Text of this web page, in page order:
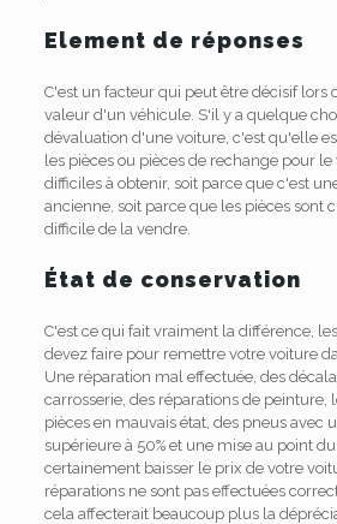
Element de réponses
C'est un facteur qui peut être décisif lors
valeur d'un véhicule. S'il y a quelque
dévaluation d'une voiture, c'est qu'elle
les pièces ou pièces de rechange pour
difficiles à obtenir, soit parce que c'est
ancienne, soit parce que les pièces sont
difficile de la vendre.
État de conservation
C'est ce qui fait vraiment la différence,
devez faire pour remettre votre voiture
Une réparation mal effectuée, des
carrosserie, des réparations de
pièces en mauvais état, des pneus avec
supérieure à 50% et une mise au point
certainement baisser le prix de votre
réparations ne sont pas effectuées
cela affecterait beaucoup plus la